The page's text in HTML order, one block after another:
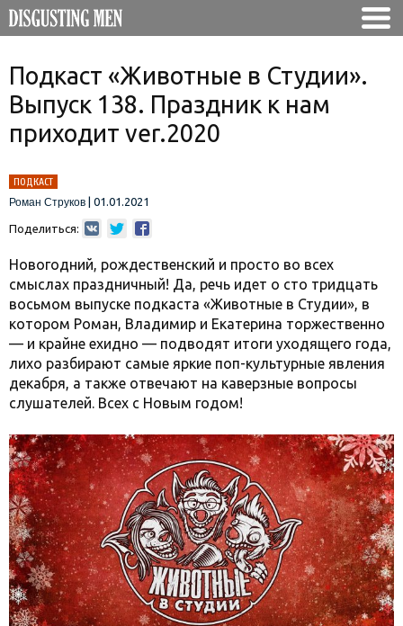
Подкаст «Животные в Студии».
Выпуск 138. Праздник к нам
приходит ver.2020
ПОДКАСТ
Роман Струков
01.01.2021
Поделиться:
Новогодний, рождественский и просто во всех
смыслах праздничный! Да, речь идет о сто тридцать
восьмом выпуске подкаста «Животные в Студии», в
котором Роман, Владимир и Екатерина торжественно
— и крайне ехидно — подводят итоги уходящего года,
лихо разбирают самые яркие поп-культурные явления
декабря, а также отвечают на каверзные вопросы
слушателей. Всех с Новым годом!